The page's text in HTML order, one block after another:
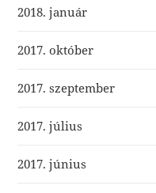
2018. január
2017. október
2017. szeptember
2017. július
2017. június